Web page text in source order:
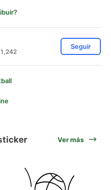
Seguir
Ver más